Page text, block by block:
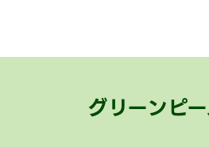
グリーンピ